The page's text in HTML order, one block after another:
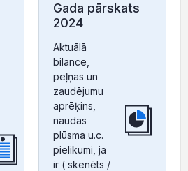
Gada pārskats
2024
Aktuālā
bilance,
peļņas un
zaudējumu
aprēķins,
naudas
plūsma u.c.
pielikumi, ja
ir ( skenēts /